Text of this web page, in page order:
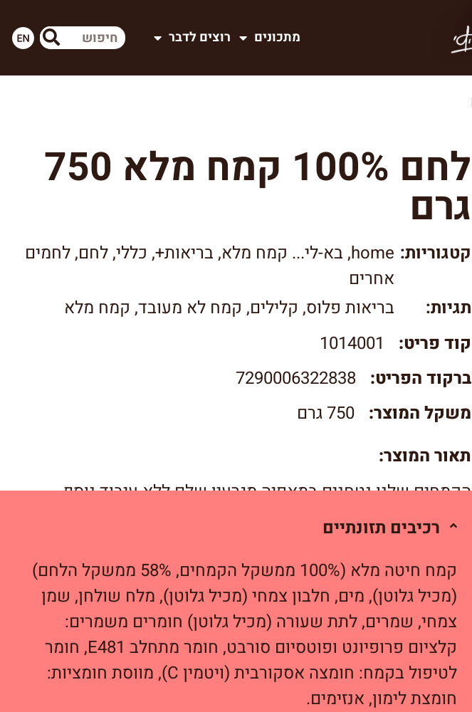
מתכונים רוצים לדבר
לחם 100% קמח מלא 750
גרם
קטגוריות: home
, בא-לי... קמח מלא, בריאות+, כללי,לחם,לחמים
אחרים
תגיות:
בריאות פלוס, קלילים, קמח לא מעובד, קמח מלא
קוד פריט:
1014001
ברקוד הפריט: 7290006322838
משקל המוצר: 750 גרם
תאור המוצר:
הקמחים שלנו נטחנים במאפיה מגרעין שלם ללא עיבוד נוסף.
רכיבים תזונתיים
קמח חיטה מלא (100% ממשקל הקמחים, 58% ממשקל הלחם)
(מכיל גלוטן), מים, חלבון צמחי (מכיל גלוטן), מלח שולחן, שמן
צמחי, שמרים, לתת שעורה (מכיל גלוטן) חומרים משמרים:
קלציום פרופיונט ופוטסיום סורבט, חומר מתחלב E481, חומר
לטיפול בקמח: חומצה אסקורבית (ויטמין C), מווסת חומציות:
חומצת לימון, אנזימים.